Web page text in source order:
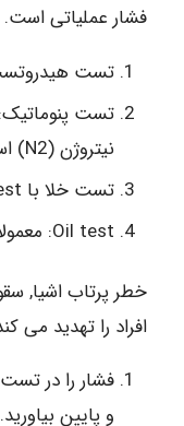
فشار عملیاتی است.
تست
تست پنوماتیک:
نیتروژن (N2) است.
تست خلا با Vaccum test
Oil test: معمولا از گازئیل استفاده می شود.
خطر پرتاب اشیا,
افراد را تهدید می
فشار را در
و پایین بیاورید.